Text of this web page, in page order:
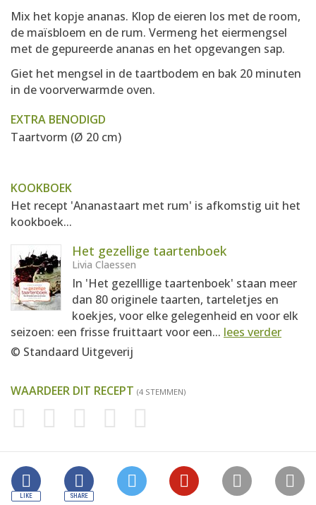
Mix het kopje ananas. Klop de eieren los met de room,
de maïsbloem en de rum. Vermeng het eiermengsel
met de gepureerde ananas en het opgevangen sap.
Giet het mengsel in de taartbodem en bak 20 minuten
in de voorverwarmde oven.
EXTRA BENODIGD
Taartvorm (Ø 20 cm)
KOOKBOEK
Het recept 'Ananastaart met rum' is afkomstig uit het
kookboek...
Het gezellige taartenboek
Livia Claessen
In 'Het gezelllige taartenboek' staan meer
dan 80 originele taarten, tarteletjes en
koekjes, voor elke gelegenheid en voor elk
seizoen: een frisse fruittaart voor een... lees verder
© Standaard Uitgeverij
WAARDEER DIT RECEPT (4 STEMMEN)